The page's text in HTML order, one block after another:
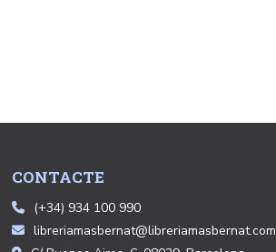
CONTACTE
(+34) 934 100 990
libreriamasbernat@libreriamasbernat.com